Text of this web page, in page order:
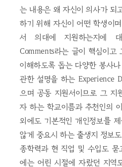
는 내용은 왜 자신이 의사가 되
하기 위해 자신이 어떤 학생이
서 의대에 지원하는지에
Comments라는 글이 핵심이고
이해하도록 돕는 다양한 봉사
관한 설명을 하는 Experience
으며 공동 지원서이므로 그 지
자 하는 학교이름과 추천인의
외에도 기본적인 개인정보를
않게 중요시 하는 출생지 정보
종학력과 현 직업 및 수입도 묻
에는 어린 시절에 자랐던 지역